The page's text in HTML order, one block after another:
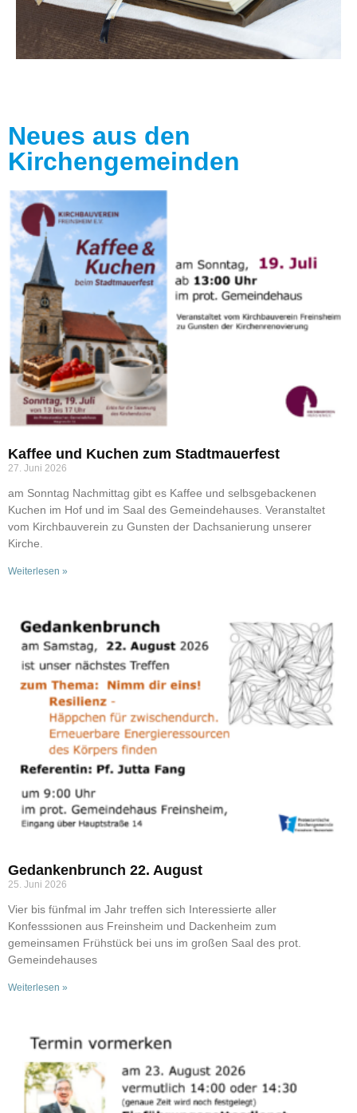
Neues aus den
Kirchengemeinden
Kaffee und Kuchen zum Stadtmauerfest
27. Juni 2026
am Sonntag Nachmittag gibt es Kaffee und selbsgebackenen
Kuchen im Hof und im Saal des Gemeindehauses. Veranstaltet
vom Kirchbauverein zu Gunsten der Dachsanierung unserer
Kirche.
Weiterlesen »
Gedankenbrunch 22. August
25. Juni 2026
Vier bis fünfmal im Jahr treffen sich Interessierte aller
Konfesssionen aus Freinsheim und Dackenheim zum
gemeinsamen Frühstück bei uns im großen Saal des prot.
Gemeindehauses
Weiterlesen »